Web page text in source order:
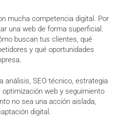
mucha competencia digital. Por
una web de forma superficial.
buscan tus clientes, qué
y qué oportunidades
análisis, SEO técnico, estrategia
optimización web y seguimiento
no sea una acción aislada,
digital.